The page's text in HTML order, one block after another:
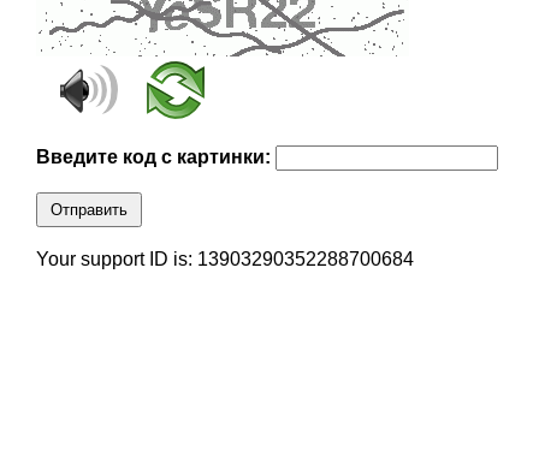
Введите код с картинки:
Отправить
Your support ID is: 13903290352288700684